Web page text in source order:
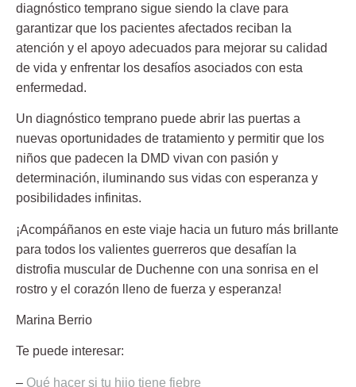
diagnóstico temprano sigue siendo la clave para
garantizar que los pacientes afectados reciban la
atención y el apoyo adecuados para mejorar su calidad
de vida y enfrentar los desafíos asociados con esta
enfermedad.
Un diagnóstico temprano puede abrir las puertas a
nuevas oportunidades de tratamiento y permitir que los
niños que padecen la DMD vivan con pasión y
determinación, iluminando sus vidas con esperanza y
posibilidades infinitas.
¡Acompáñanos en este viaje hacia un futuro más brillante
para todos los valientes guerreros que desafían la
distrofia muscular de Duchenne con una sonrisa en el
rostro y el corazón lleno de fuerza y esperanza!
Marina Berrio
Te puede interesar:
– Qué hacer si tu hijo tiene fiebre